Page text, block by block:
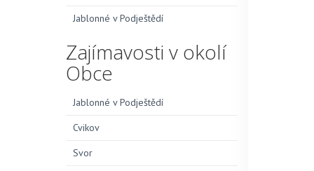
Jablonné v Podještědí
Zajímavosti v okolí
Obce
Jablonné v Podještědí
Cvikov
Svor